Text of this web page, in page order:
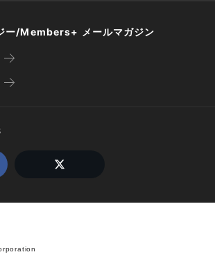
ー/Members+ メールマガジン